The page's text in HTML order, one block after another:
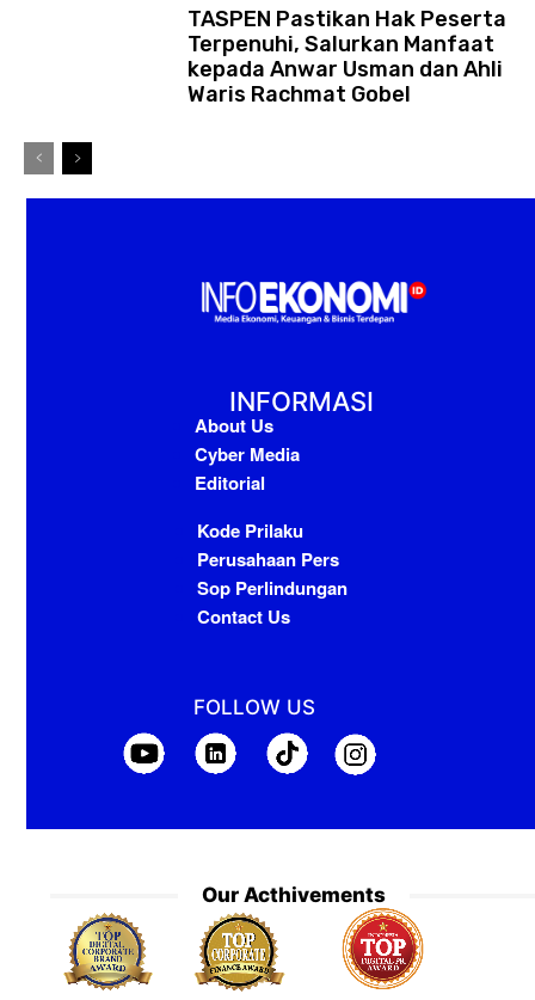
TASPEN Pastikan Hak Peserta
Terpenuhi, Salurkan Manfaat
kepada Anwar Usman dan Ahli
Waris Rachmat Gobel
INFORMASI
About Us
Cyber Media
Editorial
Kode Prilaku
Perusahaan Pers
Sop Perlindungan
Contact Us
FOLLOW US
Our Acthivements